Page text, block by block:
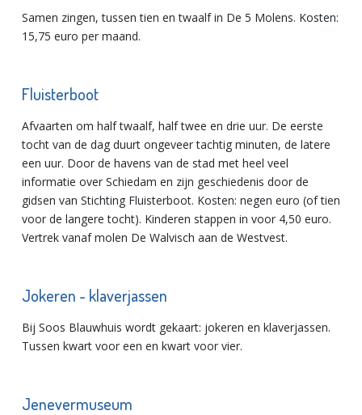
Samen zingen, tussen tien en twaalf in De 5 Molens. Kosten:
15,75 euro per maand.
Fluisterboot
Afvaarten om half twaalf, half twee en drie uur. De eerste
tocht van de dag duurt ongeveer tachtig minuten, de latere
een uur. Door de havens van de stad met heel veel
informatie over Schiedam en zijn geschiedenis door de
gidsen van Stichting Fluisterboot. Kosten: negen euro (of tien
voor de langere tocht). Kinderen stappen in voor 4,50 euro.
Vertrek vanaf molen De Walvisch aan de Westvest.
Jokeren - klaverjassen
Bij Soos Blauwhuis wordt gekaart: jokeren en klaverjassen.
Tussen kwart voor een en kwart voor vier.
Jenevermuseum